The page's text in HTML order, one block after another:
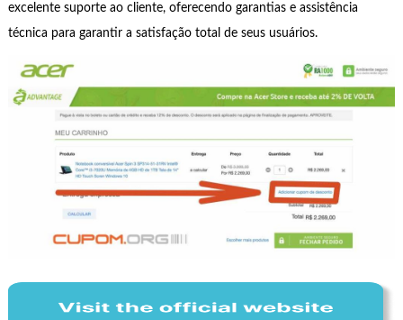
excelente suporte ao cliente, oferecendo garantias e assistência
técnica para garantir a satisfação total de seus usuários.